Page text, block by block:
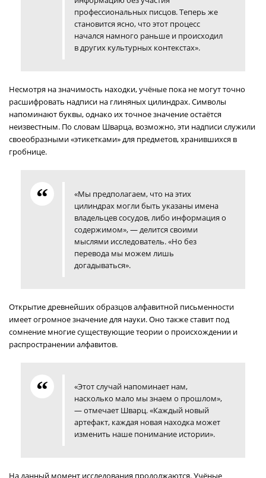
профессиональных писцов. Теперь же
становится ясно, что этот процесс
начался намного раньше и происходил
в других культурных контекстах».
Несмотря на значимость находки, учёные пока не могут точно
расшифровать надписи на глиняных цилиндрах. Символы
напоминают буквы, однако их точное значение остаётся
неизвестным. По словам Шварца, возможно, эти надписи служили
своеобразными «этикетками» для предметов, хранившихся в
гробнице.
«Мы предполагаем, что на этих
цилиндрах могли быть указаны имена
владельцев сосудов, либо информация о
содержимом», — делится своими
мыслями исследователь. «Но без
перевода мы можем лишь
догадываться».
Открытие древнейших образцов алфавитной письменности
имеет огромное значение для науки. Оно также ставит под
сомнение многие существующие теории о происхождении и
распространении алфавитов.
«Этот случай напоминает нам,
насколько мало мы знаем о прошлом»,
— отмечает Шварц. «Каждый новый
артефакт, каждая новая находка может
изменить наше понимание истории».
На данный момент исследования продолжаются. Учёные